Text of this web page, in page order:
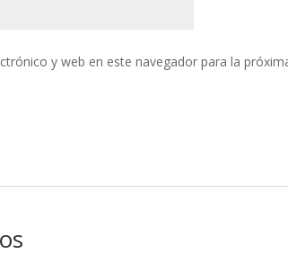
y web en este navegador para la